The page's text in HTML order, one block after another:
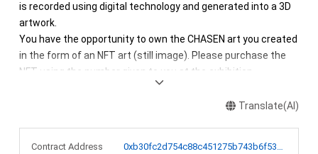
is recorded using digital technology and generated into a 3D
artwork.
You have the opportunity to own the CHASEN art you created
in the form of an NFT art (still image). Please purchase the
Translate(AI)
Contract Address
0xb30fc2d754c88c451275b743b6f530f19f643683